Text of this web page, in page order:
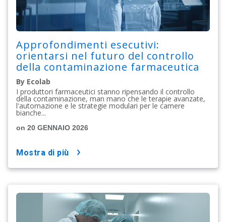
Approfondimenti esecutivi:
orientarsi nel futuro del controllo
della contaminazione farmaceutica
By Ecolab
I produttori farmaceutici stanno ripensando il controllo
della contaminazione, man mano che le terapie avanzate,
l'automazione e le strategie modulari per le camere
bianche...
on 20 GENNAIO 2026
mostra di più